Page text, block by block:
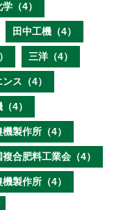
（4）
田中工機（4）
三洋（4）
ス（4）
4）
製作所（4）
複合肥料工業会（4）
製作所（4）